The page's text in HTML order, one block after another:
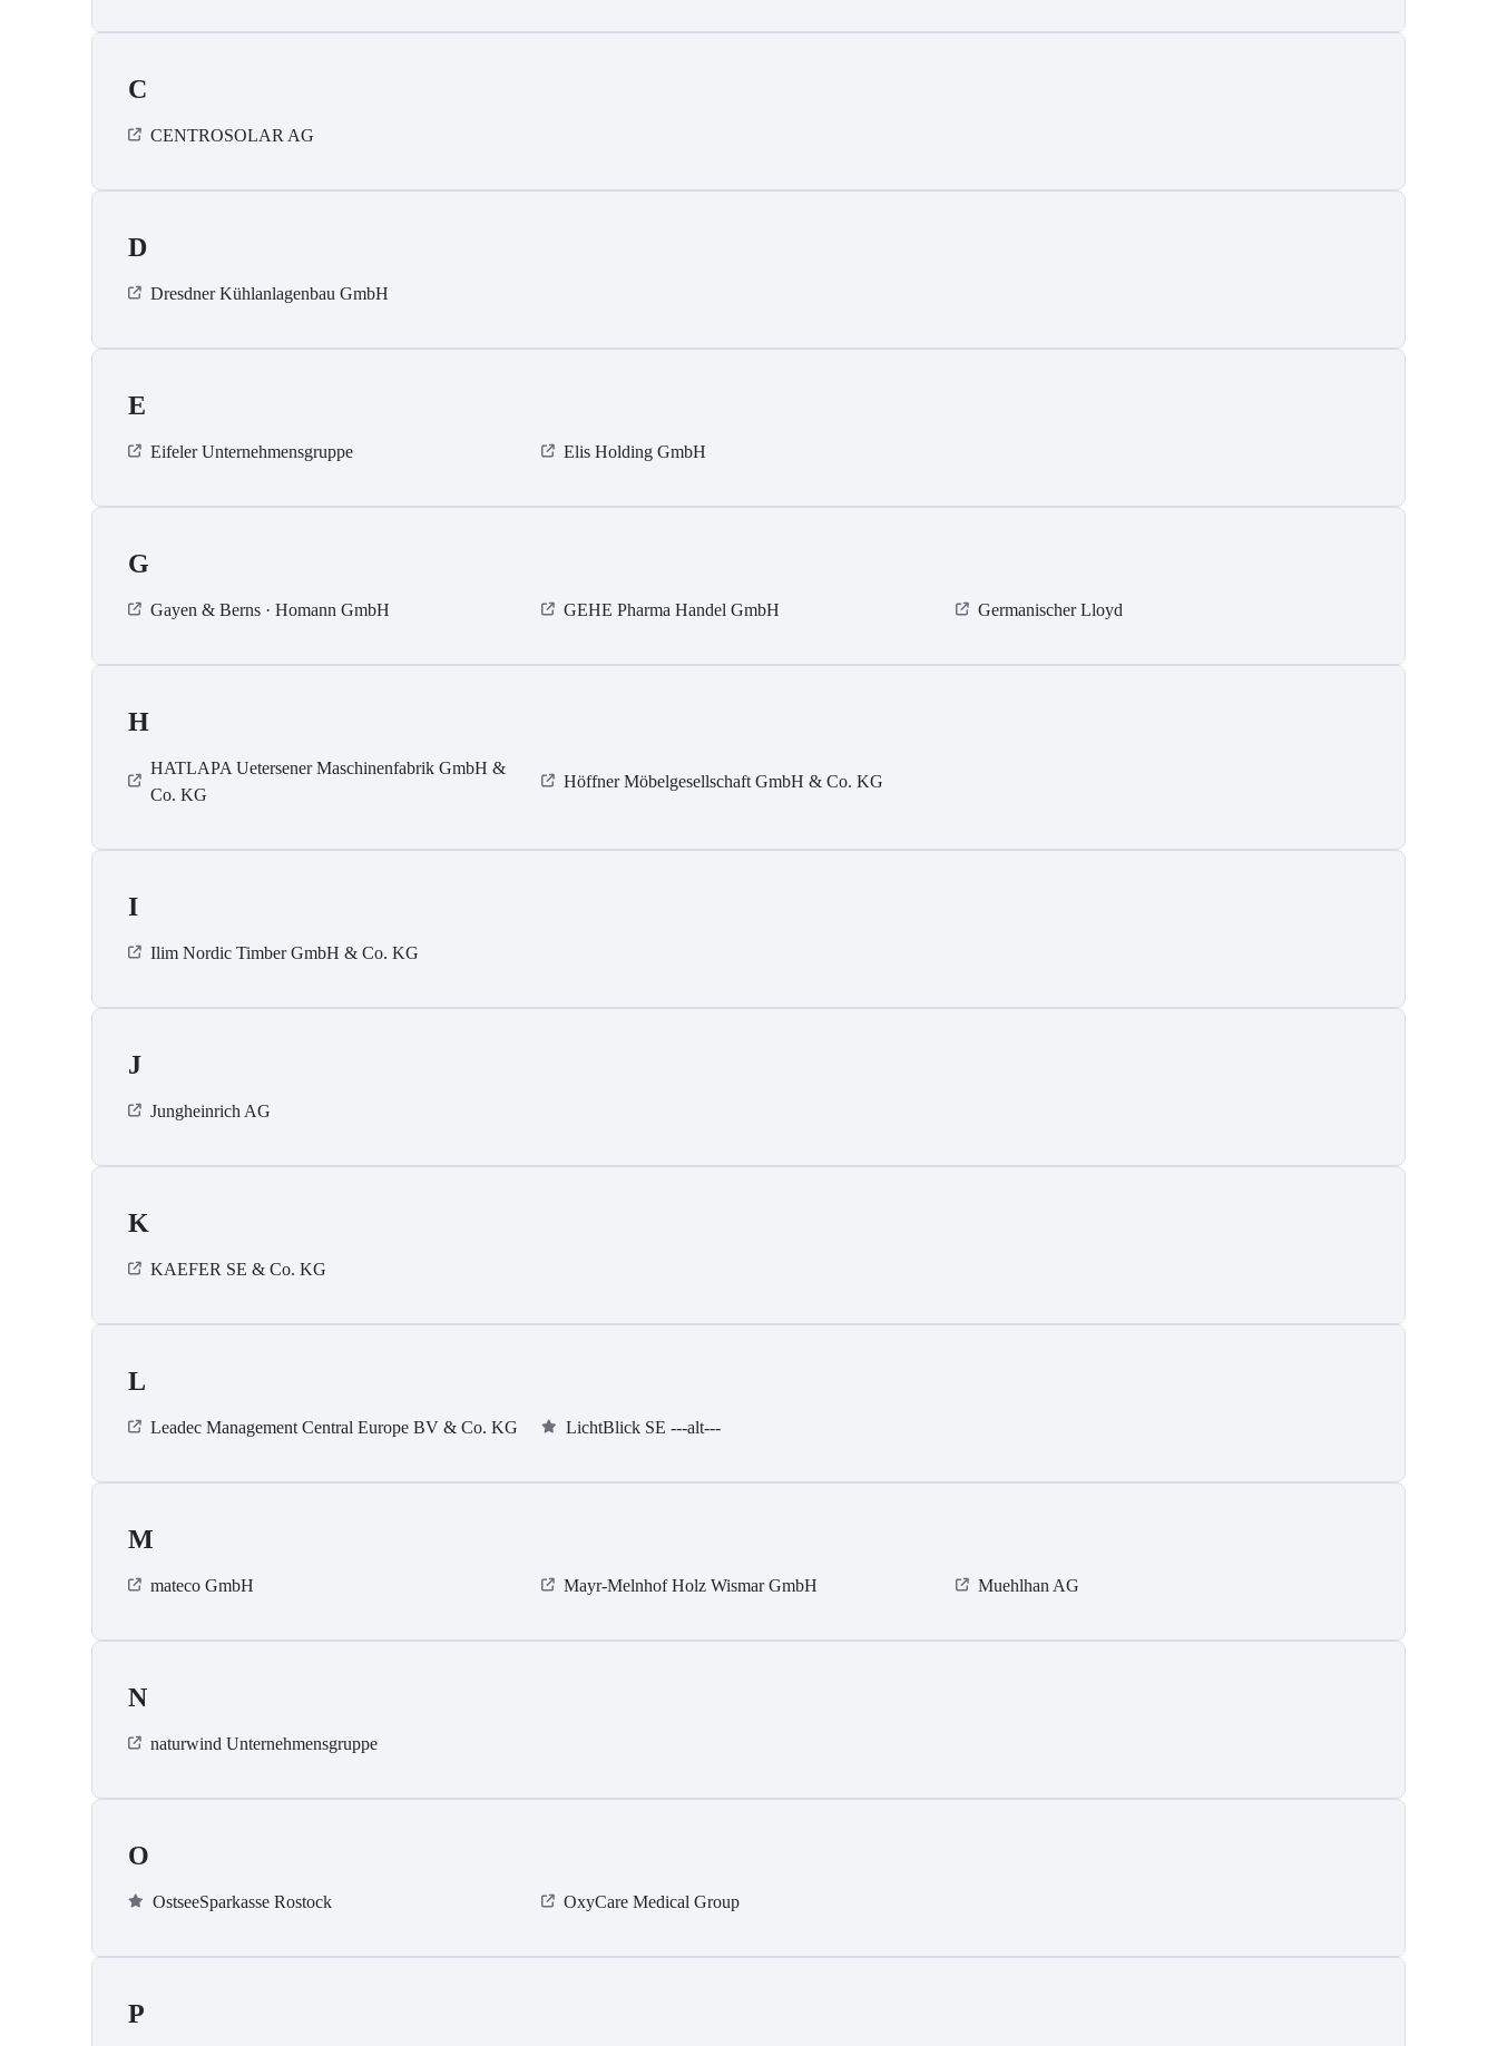
C
CENTROSOLAR AG
D
Dresdner Kühlanlagenbau GmbH
E
Eifeler Unternehmensgruppe Elis Holding GmbH
G
Gayen & Berns · Homann GmbH GEHE Pharma Handel GmbH Germanischer Lloyd
H
HATLAPA Uetersener Maschinenfabrik GmbH &
Co. KG
Höffner Möbelgesellschaft GmbH & Co. KG
I
Ilim Nordic Timber GmbH & Co. KG
J
Jungheinrich AG
K
KAEFER SE & Co. KG
L
Leadec Management Central Europe BV & Co. KG LichtBlick SE ---alt---
M
mateco GmbH Mayr-Melnhof Holz Wismar GmbH Muehlhan AG
N
naturwind Unternehmensgruppe
O
OstseeSparkasse Rostock OxyCare Medical Group
P